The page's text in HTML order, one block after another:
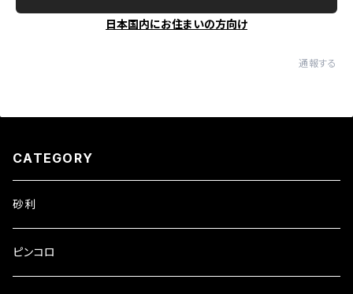
日本国内にお住まいの方向け
通報する
CATEGORY
砂利
ピンコロ